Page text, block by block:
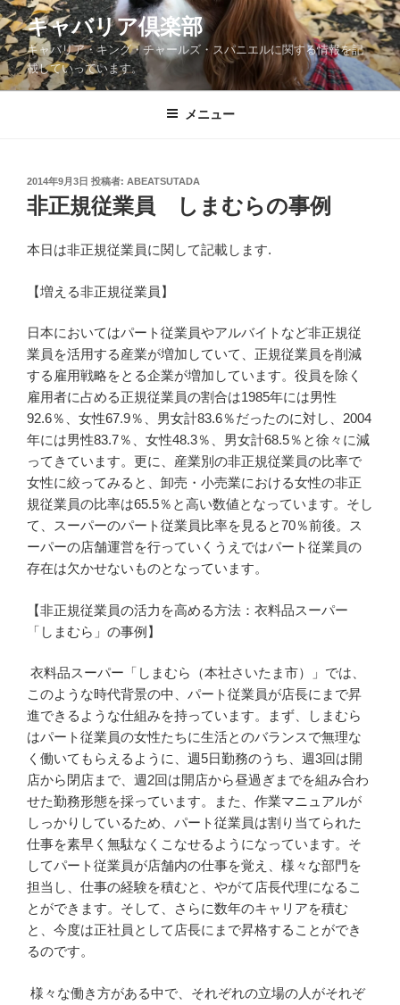
コ
ン
テ
ン
ツ
キャバリア倶楽部
キャバリア・キング・チャールズ・スパニエルに関する情報を記
載していっています。
メニュー
投
稿
日:
2014年9月3日 投稿者: ABEATSUTADA
非正規従業員 しまむらの事例
本日は非正規従業員に関して記載します.
【増える非正規従業員】
日本においてはパート従業員やアルバイトなど非正規従
業員を活用する産業が増加していて、正規従業員を削減
する雇用戦略をとる企業が増加しています。役員を除く
雇用者に占める正規従業員の割合は1985年には男性
92.6％、女性67.9％、男女計83.6％だったのに対し、2004
年には男性83.7％、女性48.3％、男女計68.5％と徐々に減
ってきています。更に、産業別の非正規従業員の比率で
女性に絞ってみると、卸売・小売業における女性の非正
規従業員の比率は65.5％と高い数値となっています。そし
て、スーパーのパート従業員比率を見ると70％前後。ス
ーパーの店舗運営を行っていくうえではパート従業員の
存在は欠かせないものとなっています。
【非正規従業員の活力を高める方法：衣料品スーパー
「しまむら」の事例】
衣料品スーパー「しまむら（本社さいたま市）」では、
このような時代背景の中、パート従業員が店長にまで昇
進できるような仕組みを持っています。まず、しまむら
はパート従業員の女性たちに生活とのバランスで無理な
く働いてもらえるように、週5日勤務のうち、週3回は開
店から閉店まで、週2回は開店から昼過ぎまでを組み合わ
せた勤務形態を採っています。また、作業マニュアルが
しっかりしているため、パート従業員は割り当てられた
仕事を素早く無駄なくこなせるようになっています。そ
してパート従業員が店舗内の仕事を覚え、様々な部門を
担当し、仕事の経験を積むと、やがて店長代理になるこ
とができます。そして、さらに数年のキャリアを積む
と、今度は正社員として店長にまで昇格することができ
るのです。
様々な働き方がある中で、それぞれの立場の人がそれぞ